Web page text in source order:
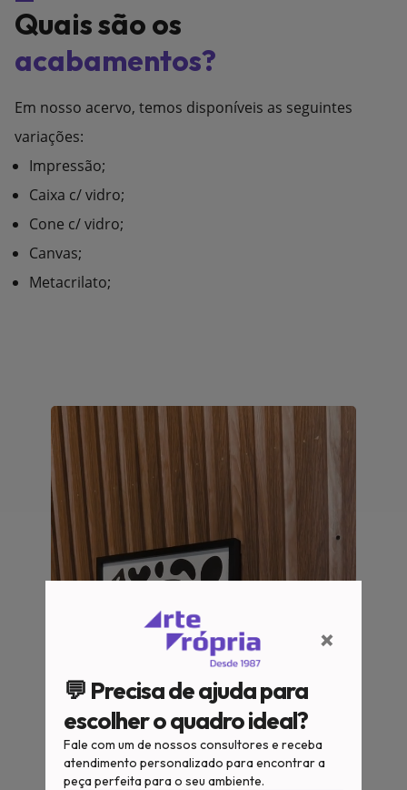
×
💬 Precisa de ajuda para
escolher o quadro ideal?
Fale com um de nossos consultores e receba
atendimento personalizado para encontrar a
peça perfeita para o seu ambiente.
Quais são os
acabamentos?
Em nosso acervo, temos disponíveis as seguintes
variações:
Impressão;
Caixa c/ vidro;
Cone c/ vidro;
Canvas;
Metacrilato;